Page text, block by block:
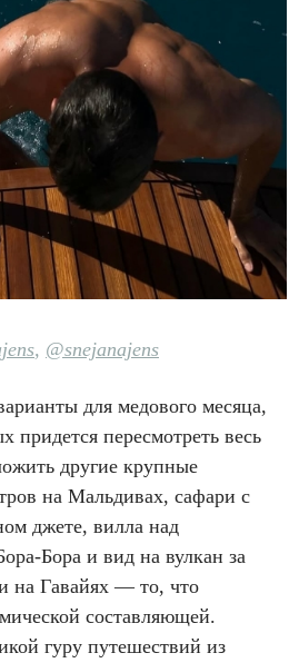
, @snejanajens
для медового месяца,
придется пересмотреть весь
другие крупные
на Мальдивах, сафари с
джете, вилла над
Бора и вид на вулкан за
на Гавайях — то, что
составляющей.
гуру путешествий из